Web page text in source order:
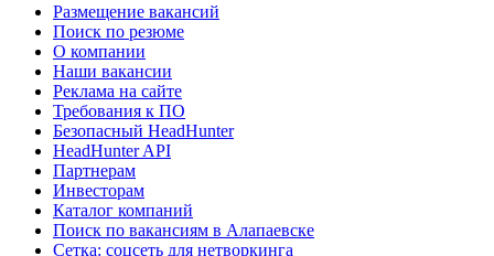
Размещение вакансий
Поиск по резюме
О компании
Наши вакансии
Реклама на сайте
Требования к ПО
Безопасный HeadHunter
HeadHunter API
Партнерам
Инвесторам
Каталог компаний
Поиск по вакансиям в Алапаевске
Сетка: соцсеть для нетворкинга